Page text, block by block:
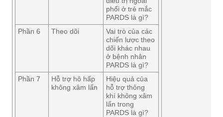
phổi ở trẻ mắc
PARDS là gì?
Phần 6
Theo dõi
Vai trò của các
chiến lược theo
dõi khác nhau
ở bệnh nhân
PARDS là gì?
Phần 7
Hỗ trợ hô hấp
không xâm lấn
Hiệu quả của
hỗ trợ thông
khí không xâm
lấn trong
PARDS là gì?